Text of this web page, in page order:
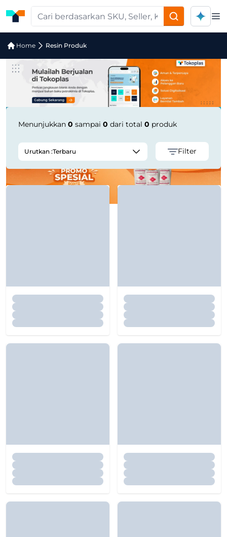
Home Resin Produk
Pencarian Produk "Etilinas LL 0308
Menunjukkan 0 sampai 0 dari total 0 produk
Urutkan :Terbaru Filter